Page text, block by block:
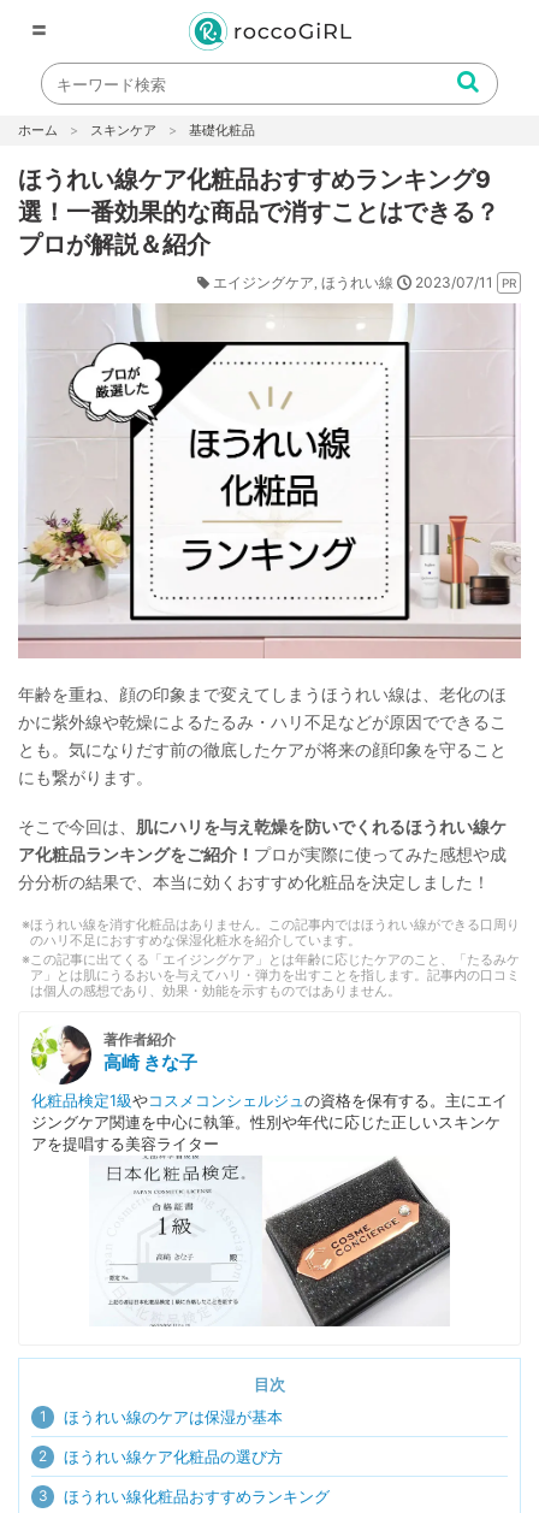
〓
ホーム スキンケア 基礎化粧品
ほうれい線ケア化粧品おすすめランキング9
選！一番効果的な商品で消すことはできる？
プロが解説＆紹介
エイジングケア ほうれい線 2023/07/11
年齢を重ね、顔の印象まで変えてしまうほうれい線は、老化のほ
かに紫外線や乾燥によるたるみ・ハリ不足などが原因でできるこ
とも。気になりだす前の徹底したケアが将来の顔印象を守ること
にも繋がります。
そこで今回は、 肌にハリを与え乾燥を防いでくれるほうれい線ケ
ア化粧品ランキングをご紹介！ プロが実際に使ってみた感想や成
分分析の結果で、本当に効くおすすめ化粧品を決定しました！
ほうれい線を消す化粧品はありません。この記事内ではほうれい線ができる口周り
のハリ不足におすすめな保湿化粧水を紹介しています。
この記事に出てくる「エイジングケア」とは年齢に応じたケアのこと、「たるみケ
ア」とは肌にうるおいを与えてハリ・弾力を出すことを指します。記事内の口コミ
は個人の感想であり、効果・効能を示すものではありません。
著作者紹介
高崎 きな子
化粧品検定1級やコスメコンシェルジュの資格を保有する。主にエイ
ジングケア関連を中心に執筆。性別や年代に応じた正しいスキンケ
アを提唱する美容ライター
目次
1 ほうれい線のケアは保湿が基本
2 ほうれい線ケア化粧品の選び方
3 ほうれい線化粧品おすすめランキング